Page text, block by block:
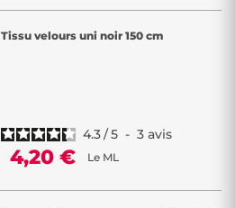
Tissu velours uni noir 150 cm
4.3/5 - 3 avis
4,20 € Le ML